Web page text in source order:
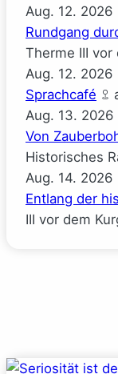
Aug. 12. 2026
Rundgang
Therme III vor
Aug. 12. 2026
Sprachcafé
Aug. 13. 2026
Von
Historisches
Aug. 14. 2026
Entlang der
III vor dem